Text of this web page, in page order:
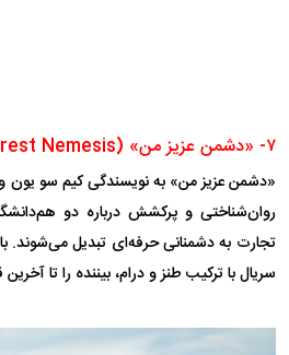
۷- «دشمن عزیز من» (My Dearest Nemesis)
«دشمن عزیز من» به نویسندگی کیم سو یون
روان‌شناختی و پرکشش درباره دو
تجارت به دشمنانی حرفه‌ای تبدیل می‌شوند.
سریال با ترکیب طنز و درام، بیننده را تا